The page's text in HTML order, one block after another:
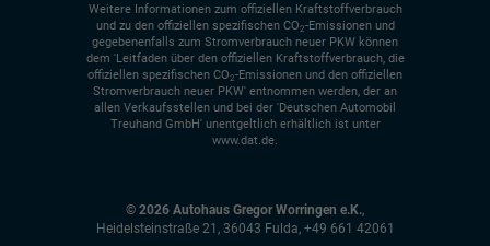
Weitere Informationen zum offiziellen Kraftstoffverbrauch
und zu den offiziellen spezifischen CO2-Emissionen und
gegebenenfalls zum Stromverbrauch neuer PKW können
dem 'Leitfaden über den offiziellen Kraftstoffverbrauch, die
offiziellen spezifischen CO2-Emissionen und den offiziellen
Stromverbrauch neuer PKW' entnommen werden, der an
allen Verkaufsstellen und bei der 'Deutschen Automobil
Treuhand GmbH' unentgeltlich erhältlich ist unter
www.dat.de.
© 2026 Autohaus Gregor Worringen e.K.,
Heidelsteinstraße 21 , 36043 Fulda, +49 661 42061